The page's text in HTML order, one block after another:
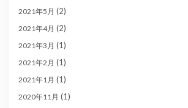
2021年5月 (2)
2021年4月 (2)
2021年3月 (1)
2021年2月 (1)
2021年1月 (1)
2020年11月 (1)